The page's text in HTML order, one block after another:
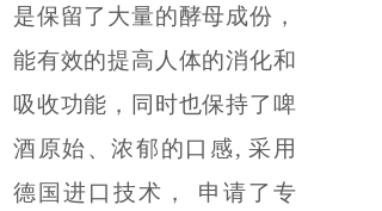
是保留了大量的酵母成份，
能有效的提高人体的消化和
吸收功能，同时也保持了啤
酒原始、浓郁的口感, 采用
德国进口技术， 申请了专